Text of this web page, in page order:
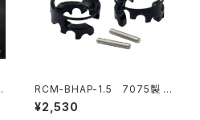
RCM-BHAP-1.5 7075製 ウ
ルトラライトボディハイトアジャ
スター6mmポスト-1.5mmピン
¥2,530